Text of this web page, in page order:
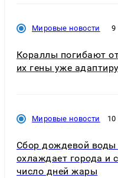
Мировые новости 9
Кораллы погибают
их гены уже
Мировые новости
Сбор дождевой
охлаждает города и
число дней жары